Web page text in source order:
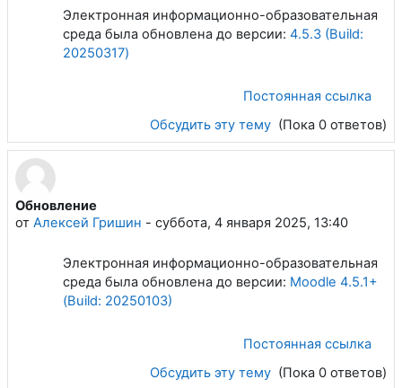
Электронная информационно-образовательная
среда была обновлена до версии: 4.5.3 (Build:
20250317)
Постоянная ссылка
Обсудить эту тему (Пока 0 ответов)
Обновление
от Алексей Гришин - суббота, 4 января 2025, 13:40
Электронная информационно-образовательная
среда была обновлена до версии: Moodle 4.5.1+
(Build: 20250103)
Постоянная ссылка
Обсудить эту тему (Пока 0 ответов)